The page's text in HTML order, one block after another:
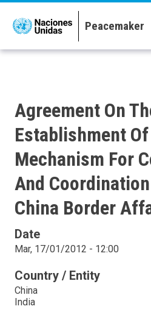
Pasar al contenido principal
Agreement On
Establishment
Mechanism For
And
China Border
Date
Mar, 17/01/2012 - 12:00
Country / Entity
China
India